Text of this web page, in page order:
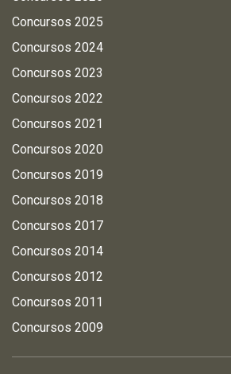
Concursos 2025
Concursos 2024
Concursos 2023
Concursos 2022
Concursos 2021
Concursos 2020
Concursos 2019
Concursos 2018
Concursos 2017
Concursos 2014
Concursos 2012
Concursos 2011
Concursos 2009